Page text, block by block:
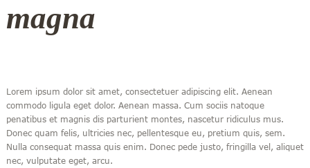
magna
Lorem ipsum dolor sit amet, consectetuer adipiscing elit. Aenean
commodo ligula eget dolor. Aenean massa. Cum sociis natoque
penatibus et magnis dis parturient montes, nascetur ridiculus mus.
Donec quam felis, ultricies nec, pellentesque eu, pretium quis, sem.
Nulla consequat massa quis enim. Donec pede justo, fringilla vel, aliquet
nec, vulputate eget, arcu.